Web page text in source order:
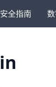
安全指南